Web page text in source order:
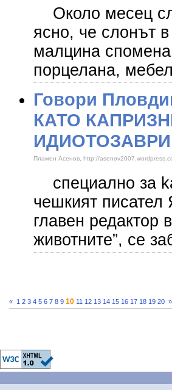
Около месец
ясно, че слонът
малцина
порцелана,
Говори
КАТО
ИДИОТОЗАВРИ
Пламен Асенов, http://
специално за
чешкият
главен редактор
животните”, се
« 1 2 3 4 5 6 7 8 9 10 11 12 13 14 15 16 17 18 19 20 »